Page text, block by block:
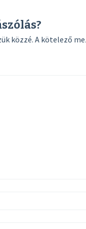
közzé. A kötelező